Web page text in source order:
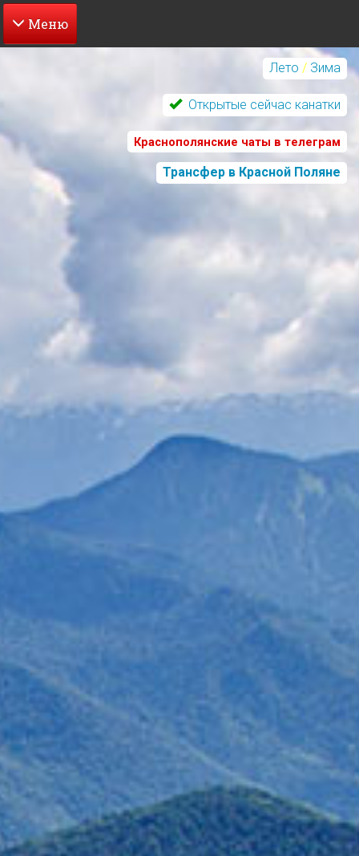
Перейти
содержанию
Лето / Зима
Открытые сейчас канатки
Краснополянские чаты в телеграм
Трансфер в Красной Поляне